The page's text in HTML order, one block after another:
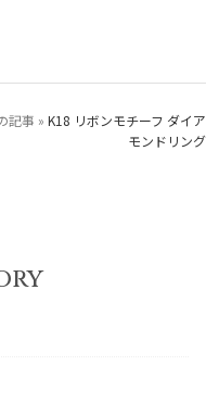
記事 » K18 リボンモチーフ ダイア
モンドリング